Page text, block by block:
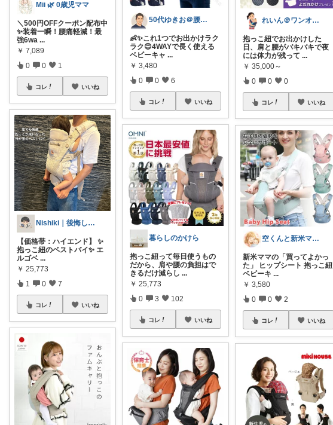
Mii 🌿 0歳児ママ
＼500円OFFクーポン配布中
✨装着一瞬！腰痛軽減！最
強6wa ...
￥ 7,089
0 0 1
コレ いいね
Nishiki｜後悔しない家と暮らし
【価格帯：ハイエンド】 ✨️
抱っこ紐のベストバイ✨ エ
ルゴベ ...
￥ 25,773
1 0 7
コレ いいね
50代ゆきお＠腰痛対策・改善グッズ
👶✨これ1つでお出かけラク
ラク😊4WAYで長く使える
ベビーキャ ...
￥ 3,480
0 0 6
コレ いいね
暮らしのかけら
抱っこ紐って毎日使うもの
だから、肩や腰の負担はで
きるだけ減らし ...
￥ 25,773
0 3 102
コレ いいね
れいん＠ワンオペ育児の救世主グッズ
抱っこ紐でお出かけした
日、肩と腰がバキバキで夜
には体力が残って ...
￥ 35,000～
0 0 0
コレ いいね
空くんと新米ママ🌸💪
新米ママの「買ってよかっ
た」 ヒップシート 抱っこ紐
ベビーキ ...
￥ 3,580
0 0 2
コレ いいね